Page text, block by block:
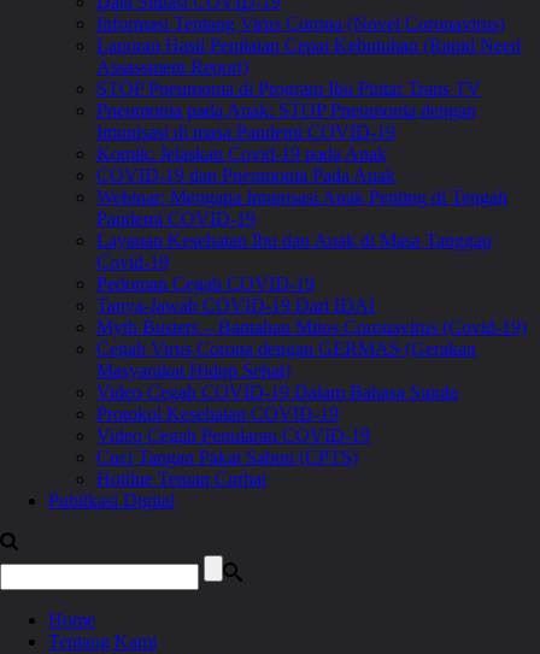
Informasi Tentang Virus Corona (Novel Coronavirus)
Laporan Hasil Penilaian Cepat Kebutuhan (Rapid Need
Assassment Report)
STOP Pneumonia di Program Ibu Pintar Trans TV
Pneumonia pada Anak: STOP Pneumonia dengan
Imunisasi di masa Pandemi COVID-19
Komik: Jelaskan Covid-19 pada Anak
COVID-19 dan Pneumonia Pada Anak
Webinar: Mengapa Imunisasi Anak Penting di Tengah
Pandemi COVID-19
Layanan Kesehatan Ibu dan Anak di Masa Tanggap
Covid-19
Pedoman Cegah COVID-19
Tanya-Jawab COVID-19 Dari IDAI
Myth Busters – Bantahan Mitos Coronavirus (Covid-19)
Cegah Virus Corona dengan GERMAS (Gerakan
Masyarakat Hidup Sehat)
Video Cegah COVID-19 Dalam Bahasa Sunda
Protokol Kesehatan COVID-19
Video Cegah Penularan COVID-19
Cuci Tangan Pakai Sabun (CPTS)
Hotline Teman Curhat
Publikasi Digital
Home
Tentang Kami